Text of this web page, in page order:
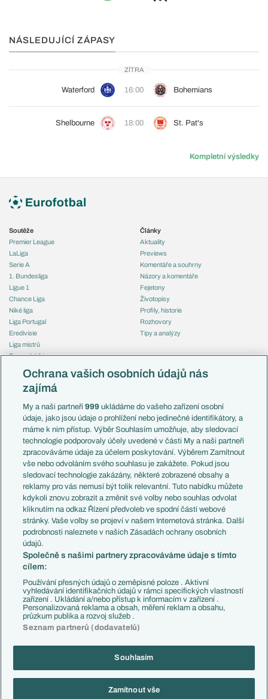
NÁSLEDUJÍCÍ ZÁPASY
ZÍTRA
Waterford 16:00 Bohemians
Shelbourne 18:00 St. Pat's
Kompletní výsledky
Soutěže
Premier League
LaLiga
Serie A
1. Bundesliga
Ligue 1
Chance Liga
Niké liga
Liga Portugal
Eredivisie
Liga mistrů
Evropská liga
Mistrovství světa
Liga národů
Témata
Představení týmů MS
EuroSkauting
PL v kostce
Evropské koeficienty
Přestupy
Přestupové spekulace
Zranění
Kluby
Arsenal FC
Chelsea FC
Manchester United
AC Milán
Juventus FC
Bayern Mnichov
FC Barcelona
Real Madrid
Články
Aktuality
Previews
Komentáře a souhrny
Názory a komentáře
Fejetony
Životopisy
Profily, historie
Rozhovory
Tipy a analýzy
Česko
Francie
Itálie
Německo
Španělsko
Argentina
Brazílie
Přestupy
Zápasy
Livescore
Tipovací soutěž
Copyright © 2001-2026 EuroFotbal.cz. Využíváme zpravodajství ČTK.
Informace o zpracování osobních údajů
Ochrana vašich osobních údajů nás
zajímá
My a naši partneři999 ukládáme do vašeho zařízení osobní
údaje, jako jsou údaje o prohlížení nebo jedinečné identifikátory, a
máme k nim přístup. Výběr Souhlasím umožňuje, aby sledovací
technologie podporovaly účely uvedené v části My a naši partneři
zpracováváme údaje za účelem poskytování. Výběrem Zamítnout
vše nebo odvoláním svého souhlasu je zakážete. Pokud jsou
sledovací technologie zakázány, některé zobrazené obsahy a
reklamy pro vás nemusí být tolik relevantní. Tuto nabídku můžete
kdykoli znovu zobrazit a změnit své volby nebo souhlas odvolat
kliknutím na odkaz Řízení předvoleb ve spodní části webové
stránky. Vaše volby se projeví v našem Internetová stránka. Další
podrobnosti naleznete v našich Zásadách ochrany osobních
údajů.
Společně s našimi partnery zpracováváme údaje s tímto
cílem:
Používání přesných údajů o zeměpisné poloze . Aktivní
vyhledávání identifikačních údajů v rámci specifických vlastností
zařízení . Ukládání a/nebo přístup k informacím v zařízení .
Personalizovaná reklama a obsah, měření reklam a obsahu,
průzkum publika a rozvoj služeb .
Seznam partnerů (dodavatelů)
Souhlasím
Zamítnout vše